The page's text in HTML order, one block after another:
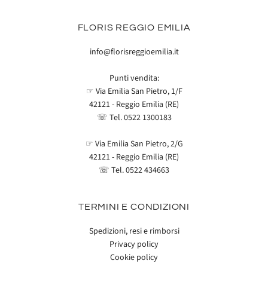
FLORIS REGGIO EMILIA
info@florisreggioemilia.it
Punti vendita:
☞ Via Emilia San Pietro, 1/F
42121 - Reggio Emilia (RE)
☏ Tel.0522 1300183
☞ Via Emilia San Pietro, 2/G
42121 - Reggio Emilia (RE)
☏ Tel.0522 434663
TERMINI E CONDIZIONI
Spedizioni, resi e rimborsi
Privacy policy
Cookie policy